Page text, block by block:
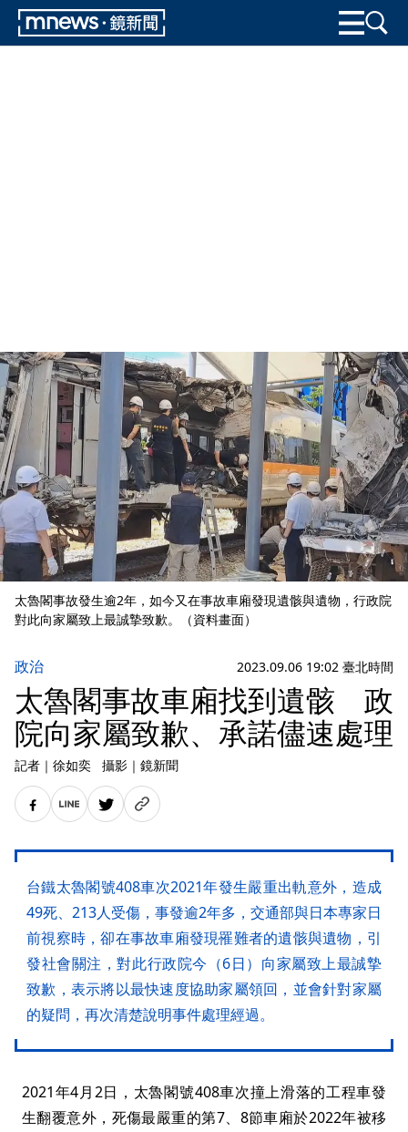
太魯閣事故發生逾2年，如今又在事故車廂發現遺骸與遺物，行政院
對此向家屬致上最誠摯致歉。（資料畫面）
政治 2023.09.06 19:02 臺北時間
太魯閣事故車廂找到遺骸 政
院向家屬致歉、承諾儘速處理
記者 ｜ 徐如奕 攝影 ｜ 鏡新聞
台鐵太魯閣號408車次2021年發生嚴重出軌意外，造成
49死、213人受傷，事發逾2年多，交通部與日本專家日
前視察時，卻在事故車廂發現罹難者的遺骸與遺物，引
發社會關注，對此行政院今（6日）向家屬致上最誠摯
致歉，表示將以最快速度協助家屬領回，並會針對家屬
的疑問，再次清楚說明事件處理經過。
2021年4月2日，太魯閣號408車次撞上滑落的工程車發
生翻覆意外，死傷最嚴重的第7、8節車廂於2022年被移